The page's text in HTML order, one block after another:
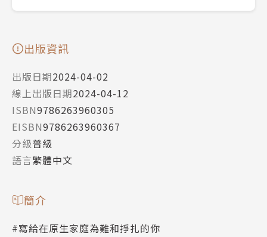
出版資訊
出版日期2024-04-02
線上出版日期2024-04-12
ISBN9786263960305
EISBN9786263960367
分級普級
語言繁體中文
簡介
#寫給在原生家庭為難和掙扎的你